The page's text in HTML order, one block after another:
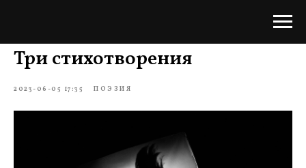
Три стихотворения
2023-06-05 17:35 ПОЭЗИЯ